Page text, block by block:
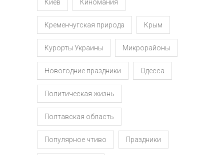
Киев Киномания
Кременчугская природа Крым
Курорты Украины Микрорайоны
Новогодние праздники Одесса
Политическая жизнь
Полтавская область
Популярное чтиво Праздники